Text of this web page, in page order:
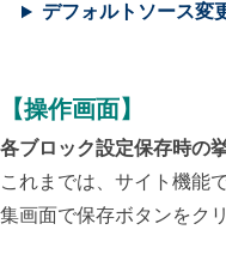
デフォルトソース変
【操作画面】
各ブロック設定保存時の
これまでは、サイト機能
集画面で保存ボタンをク